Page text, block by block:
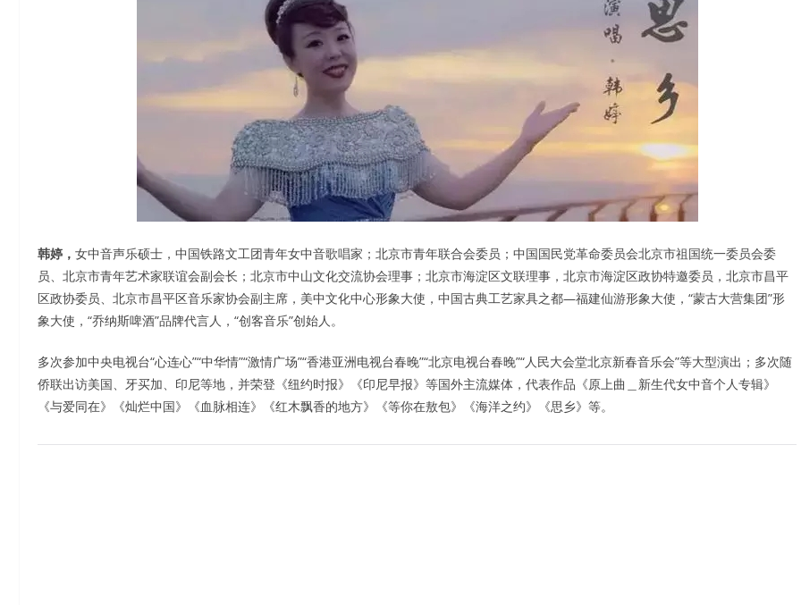
韩婷， 女中音声乐硕士，中国铁路文工团青年女中音歌唱家；北京市青年联合会委员；中国国民党革命委员会北京市祖国统一委员会委
员、北京市青年艺术家联谊会副会长；北京市中山文化交流协会理事；北京市海淀区文联理事，北京市海淀区政协特邀委员，北京市昌平
区政协委员、北京市昌平区音乐家协会副主席，美中文化中心形象大使，中国古典工艺家具之都—福建仙游形象大使，“蒙古大营集团”形
象大使，“乔纳斯啤酒”品牌代言人，“创客音乐”创始人。
多次参加中央电视台“心连心”“中华情”“激情广场”“香港亚洲电视台春晚”“北京电视台春晚”“人民大会堂北京新春音乐会”等大型演出；多次随
侨联出访美国、牙买加、印尼等地，并荣登《纽约时报》《印尼早报》等国外主流媒体，代表作品《原上曲＿新生代女中音个人专辑》
《与爱同在》《灿烂中国》《血脉相连》《红木飘香的地方》《等你在敖包》《海洋之约》《思乡》等。